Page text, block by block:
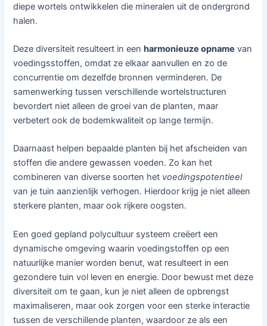
diepe wortels ontwikkelen die mineralen uit de ondergrond
halen.
Deze diversiteit resulteert in eenharmonieuze opname van
voedingsstoffen, omdat ze elkaar aanvullen en zo de
concurrentie om dezelfde bronnen verminderen. De
samenwerking tussen verschillende wortelstructuren
bevordert niet alleen de groei van de planten, maar
verbetert ook de bodemkwaliteit op lange termijn.
Daarnaast helpen bepaalde planten bij het afscheiden van
stoffen die andere gewassen voeden. Zo kan het
combineren van diverse soorten het voedingspotentieel
van je tuin aanzienlijk verhogen. Hierdoor krijg je niet alleen
sterkere planten, maar ook rijkere oogsten.
Een goed gepland polycultuur systeem creëert een
dynamische omgeving waarin voedingstoffen op een
natuurlijke manier worden benut, wat resulteert in een
gezondere tuin vol leven en energie. Door bewust met deze
diversiteit om te gaan, kun je niet alleen de opbrengst
maximaliseren, maar ook zorgen voor een sterke interactie
tussen de verschillende planten, waardoor ze als een